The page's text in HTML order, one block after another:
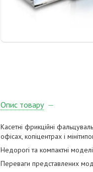
Опис товару
Касетні фрикційні
офісах, копіцентрах і
Недорогі та компактні
Переваги представлених